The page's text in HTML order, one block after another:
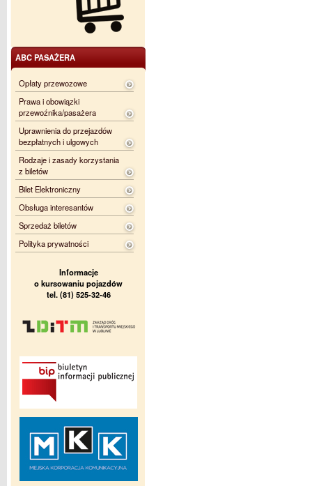
ABC PASAŻERA
Opłaty przewozowe
Prawa i obowiązki
przewoźnika/pasażera
Uprawnienia do przejazdów
bezpłatnych i ulgowych
Rodzaje i zasady korzystania
z biletów
Bilet Elektroniczny
Obsługa interesantów
Sprzedaż biletów
Polityka prywatności
Informacje
o kursowaniu pojazdów
tel. (81) 525-32-46